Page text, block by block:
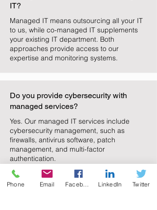
IT?
Managed IT means outsourcing all your IT
to us, while co-managed IT supplements
your existing IT department. Both
approaches provide access to our
expertise and monitoring systems.
Do you provide cybersecurity with
managed services?
Yes. Our managed IT services include
cybersecurity management, such as
firewalls, antivirus software, patch
management, and multi-factor
authentication.
Phone Email LinkedIn Twitter